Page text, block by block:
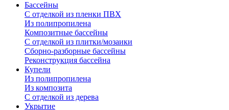
Бассейны
С отделкой из пленки ПВХ
Из полипропилена
Композитные бассейны
С отделкой из плитки/мозаики
Сборно-разборные бассейны
Реконструкция бассейна
Купели
Из полипропилена
Из композита
С отделкой из дерева
Укрытие